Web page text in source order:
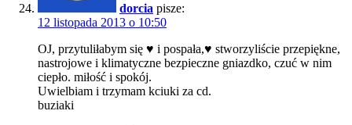
dorcia pisze:
12 listopada 2013 o 10:50
OJ, przytuliłabym się ♥ i pospała,♥ stworzyliście przepiękne,
nastrojowe i klimatyczne bezpieczne gniazdko, czuć w nim
ciepło. miłość i spokój.
Uwielbiam i trzymam kciuki za cd.
buziaki